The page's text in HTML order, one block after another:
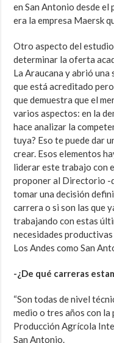
en San Antonio desde
era la empresa Maersk
Otro aspecto del
determinar la oferta
La Araucana y abrió
que está acreditado
que demuestra que el
varios aspectos: en la
hace analizar la
tuya? Eso te puede dar
crear. Esos elementos
liderar este trabajo con
proponer al Directorio -
tomar una decisión
carrera o si son las que
trabajando con estas
necesidades
Los Andes como San
-¿De qué carreras
“Son todas de nivel
medio o tres años con
Producción Agrícola
San Antonio.